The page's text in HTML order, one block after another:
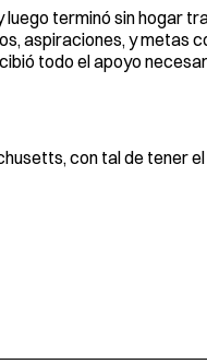
terminó sin hogar
aspiraciones, y metas
todo el apoyo
con tal de tener el